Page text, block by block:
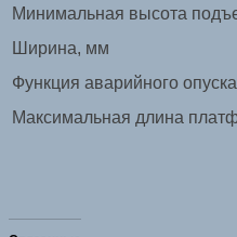
Минимальная высота
Ширина, мм
Функция аварийного
Максимальная длина